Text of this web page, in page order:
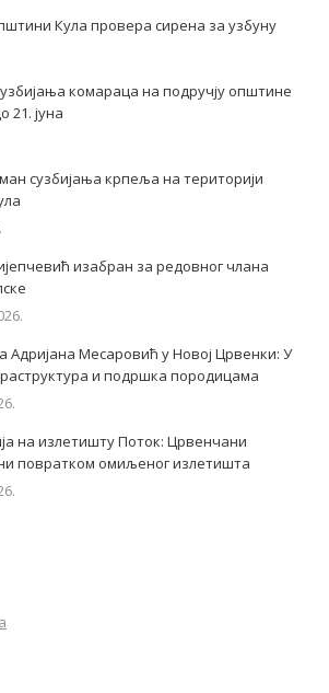
Кула провера сирена за узбуну
комараца на подручју општине
21. јуна
сузбијања крпеља на територији
изабран за редовног члана
Адријана Месаровић у Новој Црвенки: У
и подршка породицама
на излетишту Поток: Црвенчани
повратком омиљеног излетишта